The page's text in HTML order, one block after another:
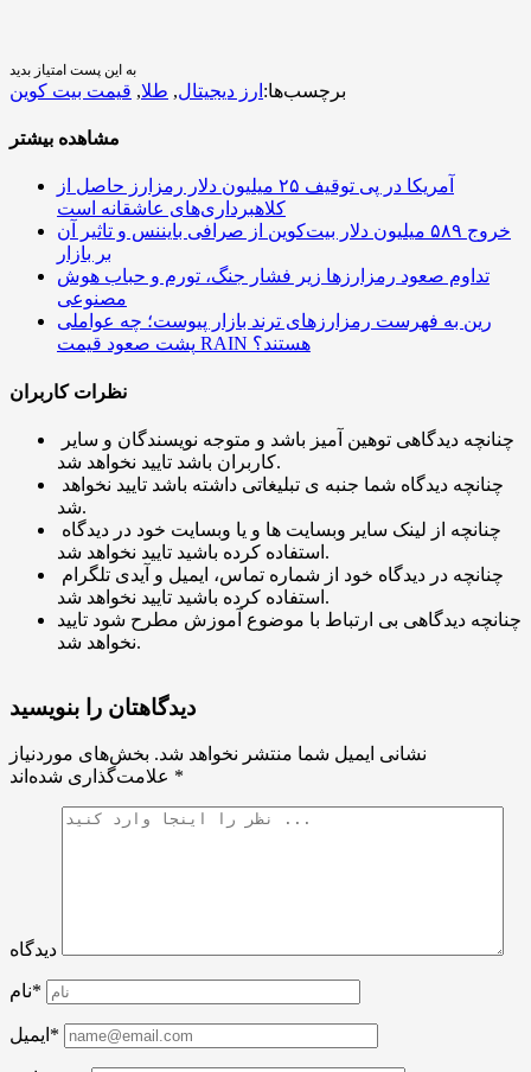
به این پست امتیاز بدید
برچسب‌ها: ارز دیجیتال, طلا, قیمت بیت کوین
مشاهده بیشتر
آمریکا در پی توقیف ۲۵ میلیون دلار رمزارز حاصل از
کلاهبرداری‌های عاشقانه است
خروج ۵۸۹ میلیون دلار بیت‌کوین از صرافی بایننس و تاثیر آن
بر بازار
تداوم صعود رمزارزها زیر فشار جنگ، تورم و حباب هوش
مصنوعی
رین به فهرست رمزارزهای ترند بازار پیوست؛ چه عواملی
پشت صعود قیمت RAIN هستند؟
نظرات کاربران
کاربران باشد تایید نخواهد شد.
شد.
استفاده کرده باشید تایید نخواهد شد.
استفاده کرده باشید تایید نخواهد شد.
چنانچه دیدگاهی بی ارتباط با موضوع آموزش مطرح شود تایید
نخواهد شد.
دیدگاهتان را بنویسید
نشانی ایمیل شما منتشر نخواهد شد. بخش‌های موردنیاز
*
دیدگاه
نام*
ایمیل*